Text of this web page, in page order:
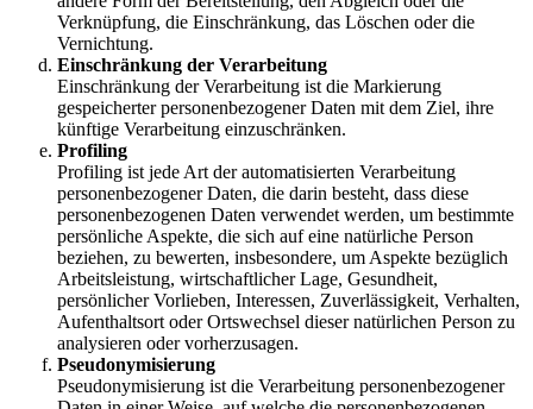
Verknüpfung, die Einschränkung, das Löschen oder die
Vernichtung.
Einschränkung der Verarbeitung
Einschränkung der Verarbeitung ist die Markierung
gespeicherter personenbezogener Daten mit dem Ziel, ihre
künftige Verarbeitung einzuschränken.
Profiling
Profiling ist jede Art der automatisierten Verarbeitung
personenbezogener Daten, die darin besteht, dass diese
personenbezogenen Daten verwendet werden, um bestimmte
persönliche Aspekte, die sich auf eine natürliche Person
beziehen, zu bewerten, insbesondere, um Aspekte bezüglich
Arbeitsleistung, wirtschaftlicher Lage, Gesundheit,
persönlicher Vorlieben, Interessen, Zuverlässigkeit, Verhalten,
Aufenthaltsort oder Ortswechsel dieser natürlichen Person zu
analysieren oder vorherzusagen.
Pseudonymisierung
Pseudonymisierung ist die Verarbeitung personenbezogener